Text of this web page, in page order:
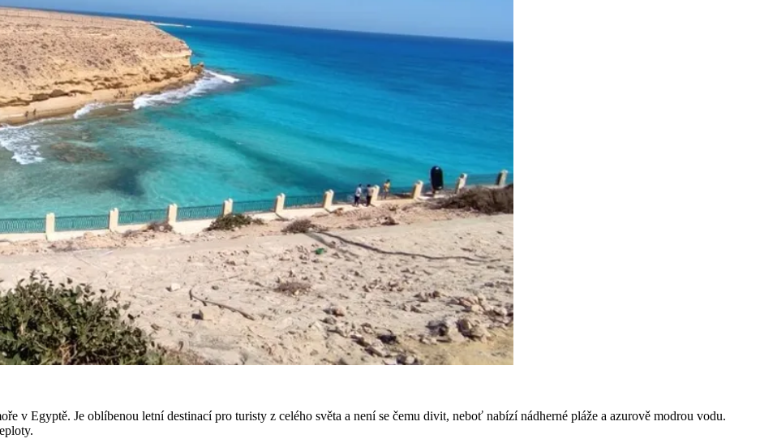
v Egyptě. Je oblíbenou letní destinací pro turisty z celého světa a není se čemu divit, neboť nabízí nádherné pláže a azurově modrou vodu.